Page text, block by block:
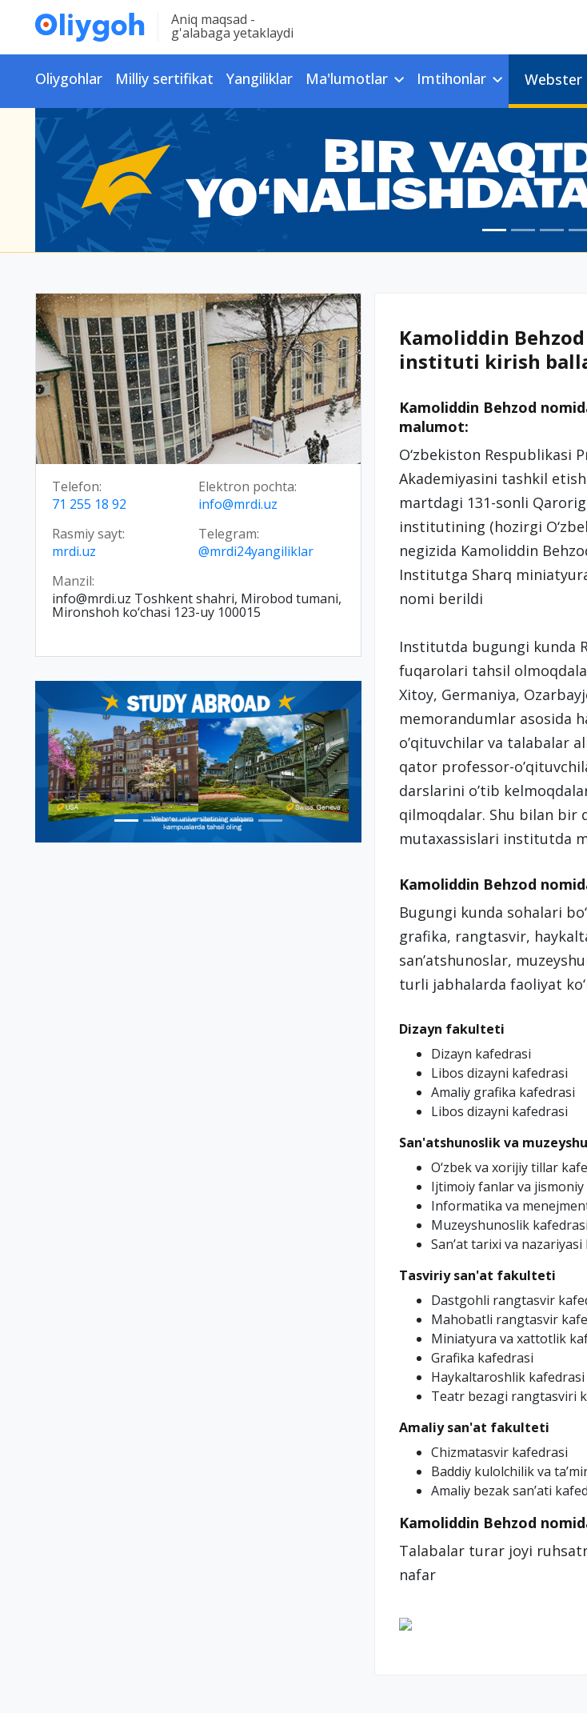
Aniq maqsad -
g'alabaga yetaklaydi
Oliygohlar Milliy sertifikat Yangiliklar Ma'lumotlar Imtihonlar Webster
Telefon:
71 255 18 92
Elektron pochta:
info@mrdi.uz
Rasmiy sayt:
mrdi.uz
Telegram:
@mrdi24yangiliklar
Manzil:
info@mrdi.uz Toshkent shahri, Mirobod tumani,
Mironshoh ko‘chasi 123-uy 100015
Kamoliddin
instituti kirish
Kamoliddin Behzod
malumot:
O‘zbekiston Respublikasi
Akademiyasini tashkil
martdagi 131-sonli
institutining (hozirgi
negizida Kamoliddin
Institutga Sharq
nomi berildi
Institutda bugungi kunda
fuqarolari tahsil
Xitoy, Germaniya,
memorandumlar asosida
o’qituvchilar va talabalar
qator professor-
darslarini o’tib
qilmoqdalar. Shu bilan bir
mutaxassislari institutda
Kamoliddin Behzod
Bugungi kunda sohalari
grafika, rangtasvir,
san’atshunoslar,
turli jabhalarda faoliyat
Dizayn fakulteti
Dizayn kafedrasi
Libos dizayni kafedrasi
Amaliy grafika kafedrasi
Libos dizayni kafedrasi
San'atshunoslik va
O‘zbek va xorijiy tillar
Ijtimoiy fanlar vа
Informatika va
Muzeyshunoslik kafedrasi
San’at tarixi va
Tasviriy san'at fakulteti
Dastgohli rangtasvir
Mahobatli rangtasvir
Miniatyura va xattotlik
Grafika kafedrasi
Haykaltaroshlik kafedrasi
Teatr bezagi rangtasviri
Amaliy san'at fakulteti
Chizmatasvir kafedrasi
Baddiy kulolchilik va
Amaliy bezak san’ati
Kamoliddin Behzod
Talabalar turar joyi
nafar